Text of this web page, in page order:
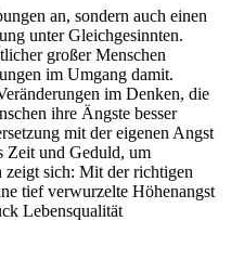
an, sondern auch einen
unter Gleichgesinnten.
großer Menschen
im Umgang damit.
im Denken, die
ihre Ängste besser
mit der eigenen Angst
Zeit und Geduld, um
zeigt sich: Mit der richtigen
tief verwurzelte Höhenangst
Lebensqualität